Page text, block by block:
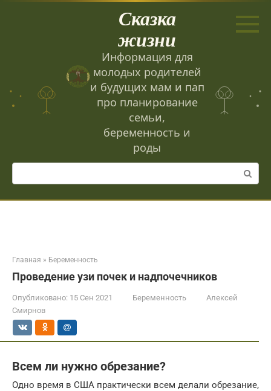
Сказка
жизни
Информация для
молодых родителей
и будущих мам и пап
про планирование
семьи,
беременность и
роды
Поиск:
Главная » Беременность
Проведение узи почек и надпочечников
Опубликовано: 15 Сен 2021 Беременность
Алексей
Смирнов
Всем ли нужно обрезание?
Одно время в США практически всем делали обрезание,